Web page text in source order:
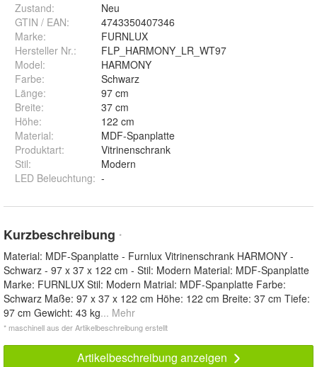
Zustand:
Neu
GTIN / EAN:
4743350407346
Marke:
FURNLUX
Hersteller Nr.:
FLP_HARMONY_LR_WT97
Model:
HARMONY
Farbe:
Schwarz
Länge:
97 cm
Breite:
37 cm
Höhe:
122 cm
Material:
MDF-Spanplatte
Produktart:
Vitrinenschrank
Stil:
Modern
LED Beleuchtung: -
Kurzbeschreibung *
Material: MDF-Spanplatte - Furnlux Vitrinenschrank HARMONY -
Schwarz - 97 x 37 x 122 cm - Stil: Modern Material: MDF-Spanplatte
Marke: FURNLUX Stil: Modern Matrial: MDF-Spanplatte Farbe:
Schwarz Maße: 97 x 37 x 122 cm Höhe: 122 cm Breite: 37 cm Tiefe:
97 cm Gewicht: 43 kg... Mehr
* maschinell aus der Artikelbeschreibung erstellt
Artikelbeschreibung anzeigen